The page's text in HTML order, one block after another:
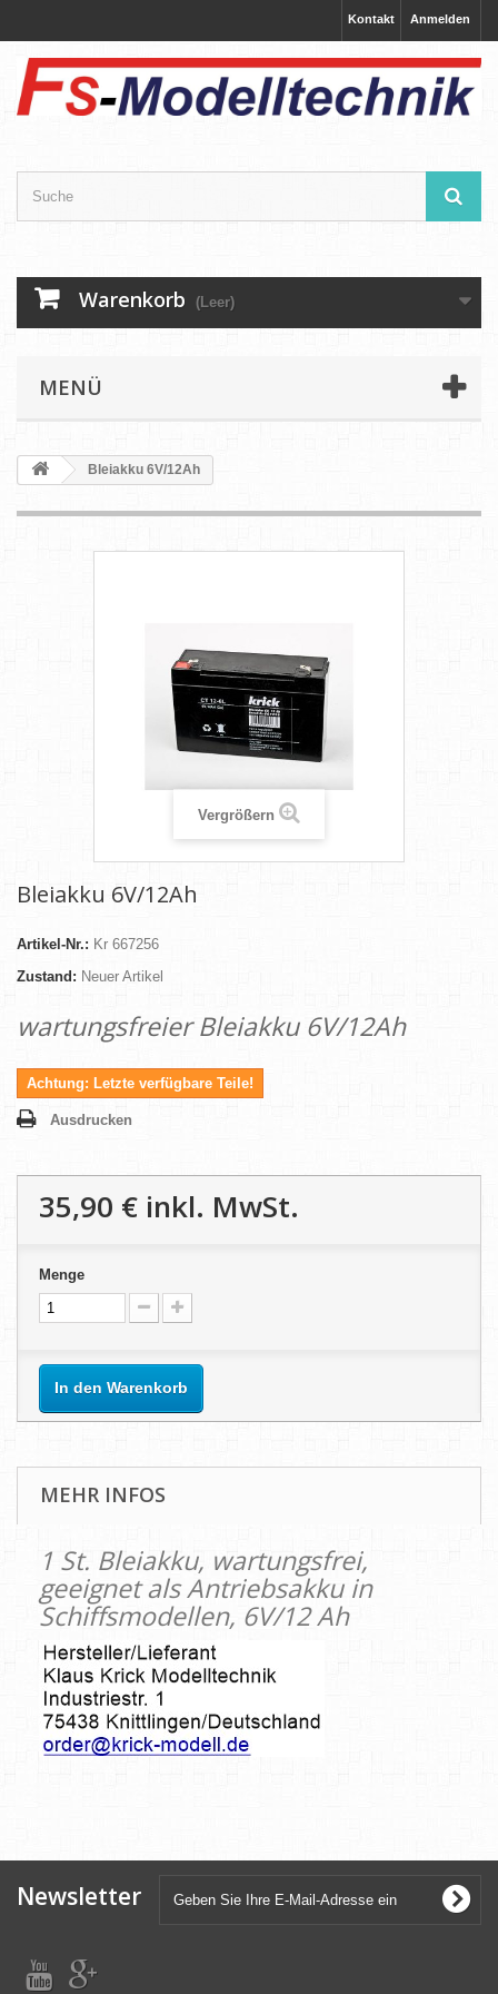
Anmelden
Kontakt
Warenkorb (Leer)
MENÜ
Bleiakku 6V/12Ah
Vergrößern
Bleiakku 6V/12Ah
Artikel-Nr.: Kr 667256
Zustand: Neuer Artikel
wartungsfreier Bleiakku 6V/12Ah
Achtung: Letzte verfügbare Teile!
Ausdrucken
35,90 € inkl. MwSt.
Menge
In den Warenkorb
MEHR INFOS
1 St. Bleiakku, wartungsfrei,
geeignet als Antriebsakku in
Schiffsmodellen, 6V/12 Ah
Newsletter